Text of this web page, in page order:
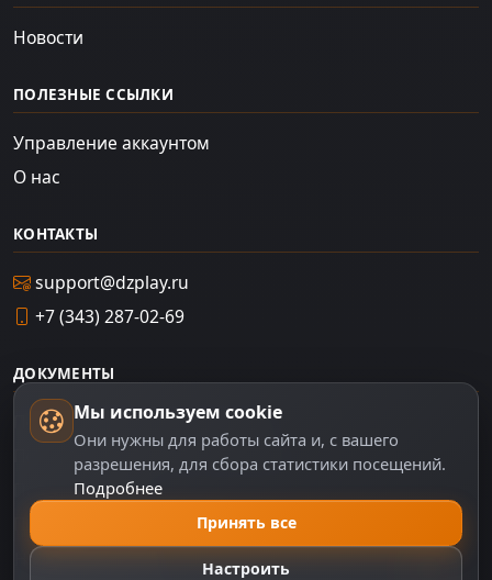
Новости
ПОЛЕЗНЫЕ ССЫЛКИ
Управление аккаунтом
О нас
КОНТАКТЫ
support@dzplay.ru
+7 (343) 287-02-69
ДОКУМЕНТЫ
Пользовательское соглашение
Политика персональных данных
Правила оплаты
Настройки cookie
Мы используем cookie
Они нужны для работы сайта и, с вашего
разрешения, для сбора статистики посещений.
Подробнее
Принять все
Настроить